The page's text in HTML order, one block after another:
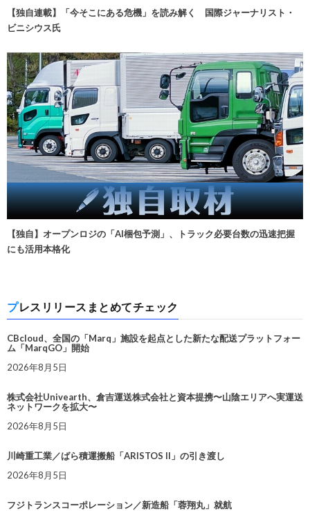
【独自連載】「今そこにある危機」を読み解く 国際ジャーナリスト・
ビニシウス氏
【独自】オープンロジの「AI梱包予測」、トラック必要台数の迅速把握
にも活用本格化
プレスリリースまとめてチェック
CBcloud、全国の「Marq」施設を起点とした新たな配送プラットフォー
ム「MarqGO」開始
2026年8月5日
株式会社Univearth、倉吉運送株式会社と資本提携〜山陰エリアへ実運送
ネットワークを拡大〜
2026年8月5日
川崎重工業／ばら積運搬船「ARISTOS II」の引き渡し
2026年8月5日
フジトランスコーポレーション／新造船「蓉翔丸」就航